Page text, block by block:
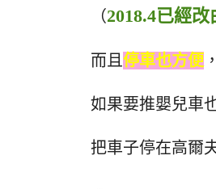
（2018.4已經
而且 停車也方便
如果要推嬰兒車
把車子停在高爾